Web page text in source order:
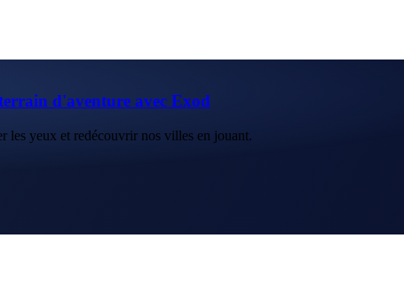
d'aventure avec Exod
les yeux et redécouvrir nos villes en jouant.